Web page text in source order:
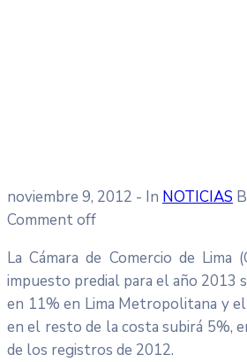
noviembre 9, 2012 - In NOTICIAS
Comment off
La Cámara de Comercio de Lima
impuesto predial para el año 2013
en 11% en Lima Metropolitana y
en el resto de la costa subirá 5%,
de los registros de 2012.